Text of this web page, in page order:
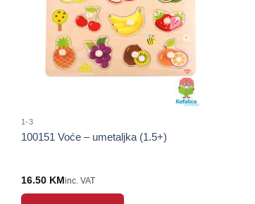
1-3
100151 Voće – umetaljka (1.5+)
16.50 KMinc. VAT